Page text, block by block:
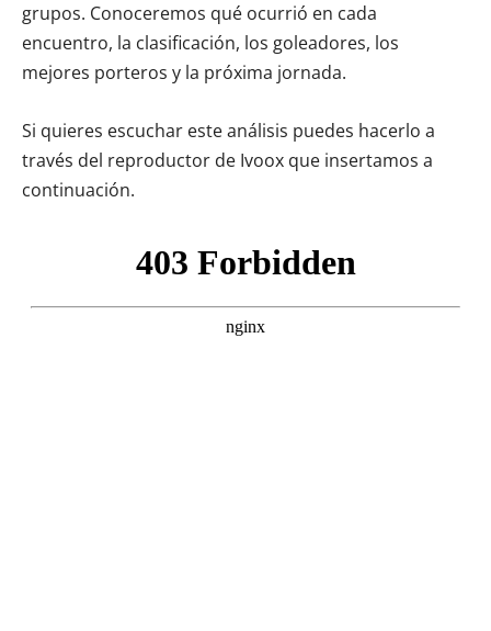
grupos. Conoceremos qué ocurrió en cada
encuentro, la clasificación, los goleadores, los
mejores porteros y la próxima jornada.
Si quieres escuchar este análisis puedes hacerlo a
través del reproductor de Ivoox que insertamos a
continuación.